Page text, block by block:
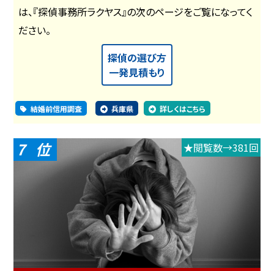
は、『探偵事務所ラクヤス』の次のページをご覧になってく
ださい。
探偵の選び方
一発見積もり
結婚前信用調査 兵庫県 詳しくはこちら
7 ★閲覧数→381回